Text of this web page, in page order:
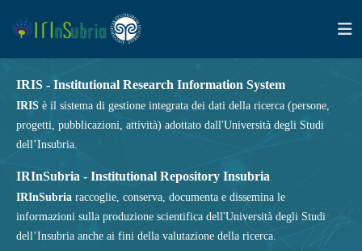
IRIS - Institutional Research Information System
IRIS è il sistema di gestione integrata dei dati della ricerca (persone,
progetti, pubblicazioni, attività) adottato dall'Università degli Studi
dell’Insubria.
IRInSubria - Institutional Repository Insubria
IRInSubria raccoglie, conserva, documenta e dissemina le
informazioni sulla produzione scientifica dell'Università degli Studi
dell’Insubria anche ai fini della valutazione della ricerca.